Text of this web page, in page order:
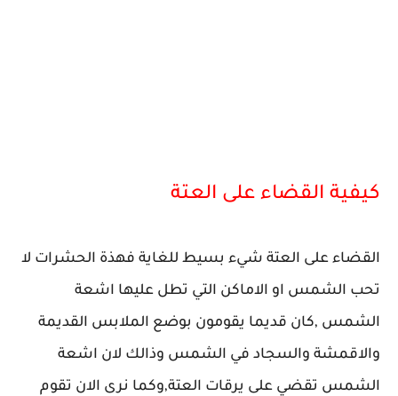
كيفية القضاء على العتة
القضاء على العتة شيء بسيط للغاية فهذة الحشرات لا
تحب الشمس او الاماكن التي تطل عليها اشعة
الشمس ,كان قديما يقومون بوضع الملابس القديمة
والاقمشة والسجاد في الشمس وذالك لان اشعة
الشمس تقضي على يرقات العتة,وكما نرى الان تقوم